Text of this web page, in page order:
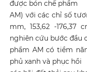
được bón chế phẩm
AM) với các chỉ số
mm, 153,62 -176,37
nghiên cứu bước đầu
phẩm AM có tiềm
phủ xanh và phục hồi